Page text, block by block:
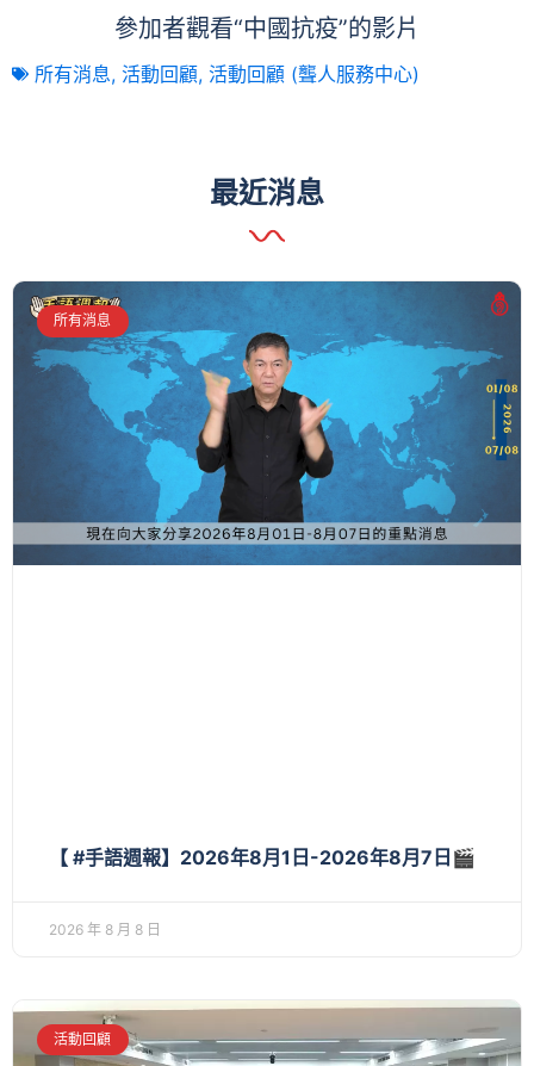
參加者觀看“中國抗疫”的影片
所有消息, 活動回顧, 活動回顧 (聾人服務中心)
最近消息
所有消息
【 #手語週報】2026年8月1日-2026年8月7日🎬
2026 年 8 月 8 日
活動回顧